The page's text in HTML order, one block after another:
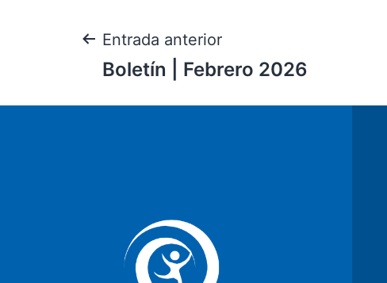
Entrada anterior
Boletín | Febrero 2026